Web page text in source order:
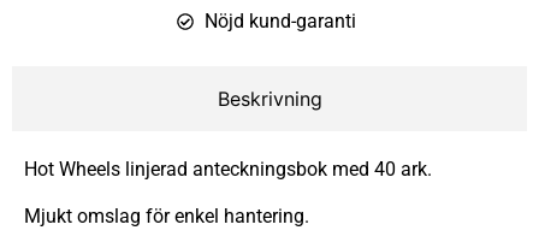
Nöjd kund-garanti
Beskrivning
Hot Wheels linjerad anteckningsbok med 40 ark.
Mjukt omslag för enkel hantering.